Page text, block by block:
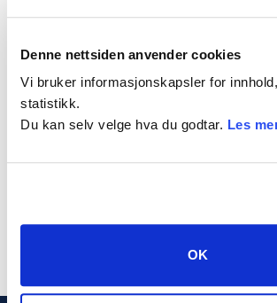
Denne nettsiden anvender cookies
Vi bruker informasjonskapsler for
statistikk.
Du kan selv velge hva du godtar. Les
OK
BESKRIVELSE
TILLEGGSINFORMASJON
PASSER TIL